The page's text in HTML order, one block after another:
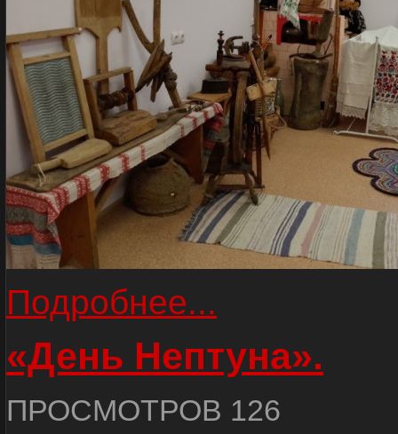
Подробнее...
«День Нептуна».
ПРОСМОТРОВ 126